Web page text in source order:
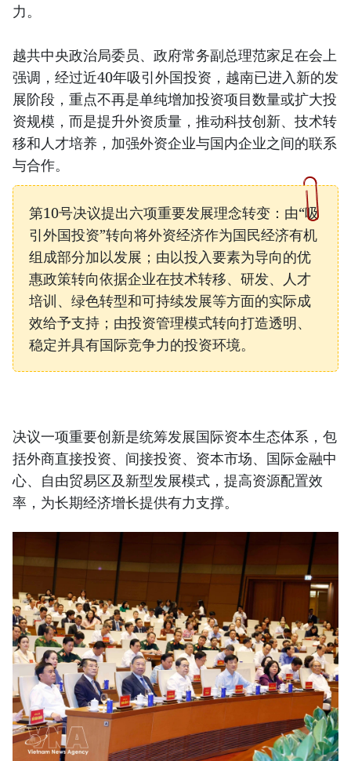
力。
越共中央政治局委员、政府常务副总理范家足在会上
强调，经过近40年吸引外国投资，越南已进入新的发
展阶段，重点不再是单纯增加投资项目数量或扩大投
资规模，而是提升外资质量，推动科技创新、技术转
移和人才培养，加强外资企业与国内企业之间的联系
与合作。
第10号决议提出六项重要发展理念转变：由“吸
引外国投资”转向将外资经济作为国民经济有机
组成部分加以发展；由以投入要素为导向的优
惠政策转向依据企业在技术转移、研发、人才
培训、绿色转型和可持续发展等方面的实际成
效给予支持；由投资管理模式转向打造透明、
稳定并具有国际竞争力的投资环境。
决议一项重要创新是统筹发展国际资本生态体系，包
括外商直接投资、间接投资、资本市场、国际金融中
心、自由贸易区及新型发展模式，提高资源配置效
率，为长期经济增长提供有力支撑。